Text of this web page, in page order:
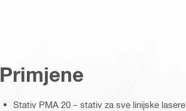
Primjene
Stativ PMA 20 – stativ za sve linijske lasere